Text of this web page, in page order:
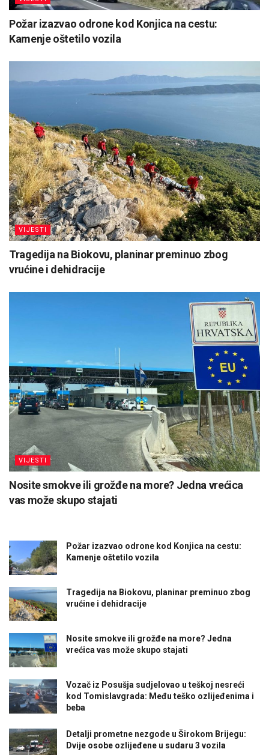
Požar izazvao odrone kod Konjica na cestu:
Kamenje oštetilo vozila
VIJESTI
Tragedija na Biokovu, planinar preminuo zbog
vrućine i dehidracije
VIJESTI
Nosite smokve ili grožđe na more? Jedna vrećica
vas može skupo stajati
Požar izazvao odrone kod Konjica na cestu:
Kamenje oštetilo vozila
Tragedija na Biokovu, planinar preminuo zbog
vrućine i dehidracije
Nosite smokve ili grožđe na more? Jedna
vrećica vas može skupo stajati
Vozač iz Posušja sudjelovao u teškoj nesreći
kod Tomislavgrada: Među teško ozlijeđenima i
beba
Detalji prometne nezgode u Širokom Brijegu:
Dvije osobe ozlijeđene u sudaru 3 vozila